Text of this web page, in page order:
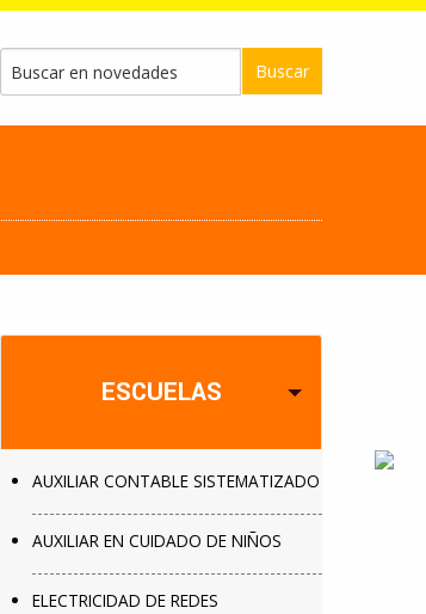
Buscar
ESCUELAS
AUXILIAR CONTABLE SISTEMATIZADO
AUXILIAR EN CUIDADO DE NIÑOS
ELECTRICIDAD DE REDES